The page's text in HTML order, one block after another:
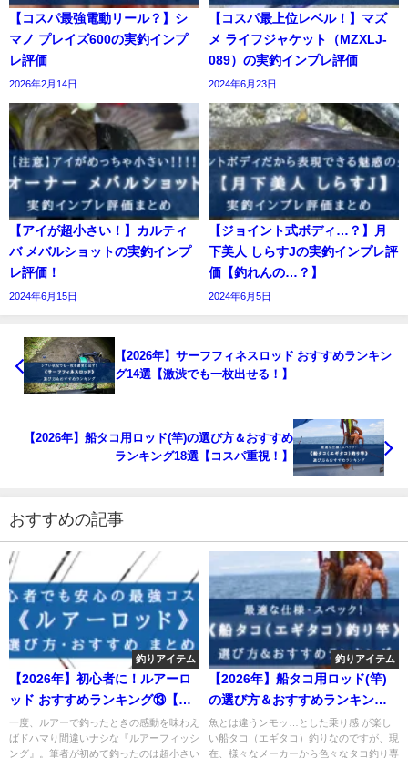
【コスパ最強電動リール？】シ
マノ プレイズ600の実釣インプ
レ評価
2026年2月14日
【コスパ最上位レベル！】マズ
メ ライフジャケット（MZXLJ-
089）の実釣インプレ評価
2024年6月23日
【アイが超小さい！】カルティ
バ メバルショットの実釣インプ
レ評価！
2024年6月15日
【ジョイント式ボディ…？】月
下美人 しらすJの実釣インプレ評
価【釣れんの…？】
2024年6月5日
【2026年】サーフフィネスロッド おすすめランキン
グ14選【激渋でも一枚出せる！】
【2026年】船タコ用ロッド(竿)の選び方＆おすすめ
ランキング18選【コスパ重視！】
おすすめの記事
釣りアイテム
【2026年】初心者に！ルアーロ
ッド おすすめランキング⑬【コ
スパ抜群！】
一度、ルアーで釣ったときの感動を味わえ
ばドハマり間違いナシな『ルアーフィッシ
ング』。筆者が初めて釣ったのは超小さい
釣りアイテム
【2026年】船タコ用ロッド(竿)
の選び方＆おすすめランキング
18選【コスパ重視！】
魚とは違うンモッ…とした乗り感 が楽し
い船タコ（エギタコ）釣りなのですが、現
在、様々なメーカーから色々なタコ釣り専